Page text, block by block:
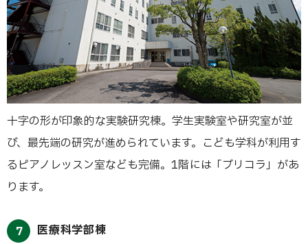
十字の形が印象的な実験研究棟。学生実験室や研究室が並
び、最先端の研究が進められています。こども学科が利用す
るピアノレッスン室なども完備。1階には「ブリコラ」があ
ります。
7 医療科学部棟